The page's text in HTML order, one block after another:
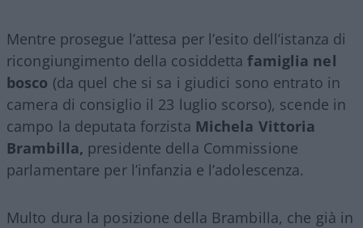
Mentre prosegue l’attesa per l’esito dell’istanza di
ricongiungimento della cosiddettafamiglia nel
bosco (da quel che si sa i giudici sono entrato in
camera di consiglio il 23 luglio scorso), scende in
campo la deputata forzista Michela Vittoria
Brambilla, presidente della Commissione
parlamentare per l’infanzia e l’adolescenza.
Multo dura la posizione della Brambilla, che già in